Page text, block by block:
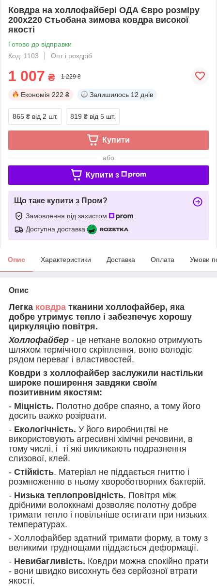
Ковдра на холлофайбері ОДА Євро розміру
200х220 Стьобана зимова ковдра високої
якості
Готово до відправки
Код: 1103
Опт і роздріб
1 007 ₴ 1 229 ₴
Економія 222 ₴ Залишилось 12 днів
865 ₴ від 2 шт. 819 ₴ від 5 шт.
Купити
або
Купити з
Що таке купити з Пром?
Замовлення під захистом
Доступна доставка
Опис Характеристики Доставка Оплата Умови
Опис
Легка ковдра тканини холлофайбер, яка
добре утримує тепло і забезпечує хорошу
циркуляцію повітря.
Холлофайбер - це неткане волокно отримують
шляхом термічного скріплення, воно володіє
рядом переваг і властивостей.
Ковдри з холлофайбер заслужили настільки
широке поширення завдяки своїм
позитивним якостям:
- Міцність. Полотно добре спаяно, а тому його
досить важко розірвати.
- Екологічність. У його виробництві не
використовують агресивні хімічні речовини, в
тому числі, і ті які викликають подразнення
слизової, клей.
- Стійкість. Матеріал не піддається гниттю і
розмноженню в ньому хвороботворних бактерій.
- Низька теплопровідність. Повітря між
дрібними волоккнамі дозволяє полотну добре
тримати тепло і повільніше остигати при низьких
температурах.
- Холлофайбер здатний тримати форму, а тому з
великими труднощами піддається деформації.
- Невибагливість. Ковдри можна спокійно прати
- вони швидко висохнуть без серйозної втрати
якості.